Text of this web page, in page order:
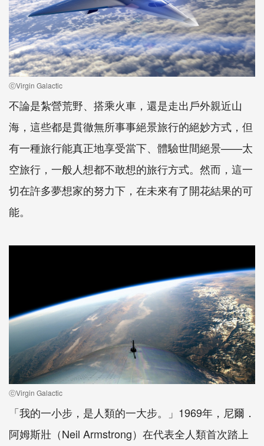
ⓒVirgin Galactic
不論是紮營荒野、搭乘火車，還是走出戶外親近山
海，這些都是貫徹無所事事絕景旅行的絕妙方式，但
有一種旅行能真正地享受當下、體驗世間絕景——太
空旅行，一般人想都不敢想的旅行方式。然而，這一
切在許多夢想家的努力下，在未來有了開花結果的可
能。
ⓒVirgin Galactic
「我的一小步，是人類的一大步。」1969年，尼爾．
阿姆斯壯（Neil Armstrong）在代表全人類首次踏上